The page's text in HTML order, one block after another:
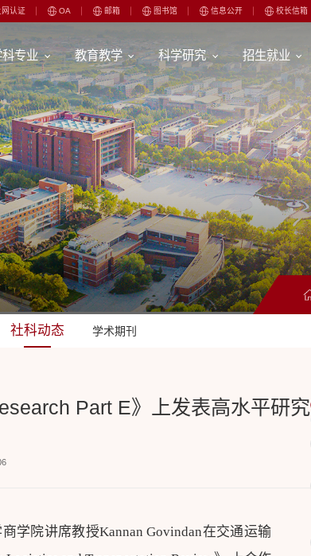
网认证 OA 邮箱 图书馆 信息公开 校长信箱
科专业 教育教学 科学研究 招生就业
社科动态 学术期刊
Part E》上发表高水平研究
学院讲席教授Kannan Govindan在交通运输